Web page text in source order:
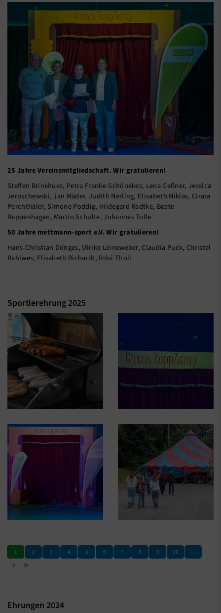
25 Jahre Vereinsmitgliedschaft. Wir gratulieren!
Steffen Brinkhues, Petra Franke-Schönekes, Lena Geßner, Jessica
Jeroschewski, Jan Mäder, Judith Nerling, Elisabeth Niklas, Cirara
Perchthaler, Simone Poddig, Hildegard Radtke, Beate
Reppenhagen, Martin Schulte, Johannes Tolle
50 Jahre mettmann-sport e.V. Wir gratulieren!
Hans-Christian Dönges, Ulrike Leineweber, Claudia Puck, Christel
Rahlwes, Elisabeth Richardt, Rdui Tholl
Sportlerehrung 2025
1 2 3 4 5 6 7 8 9 10 …
Ehrungen 2024